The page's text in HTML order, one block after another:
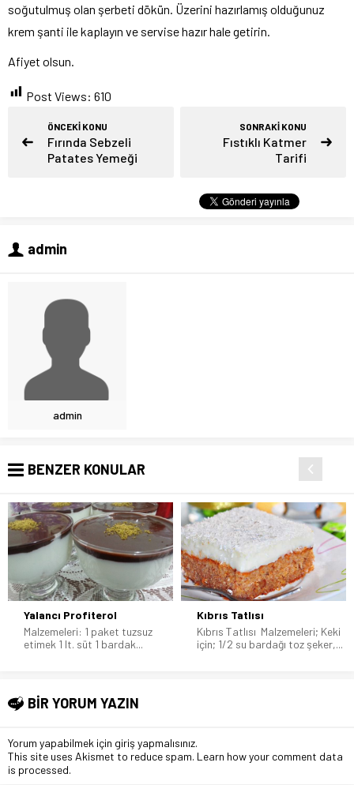
soğutulmuş olan şerbeti dökün. Üzerini hazırlamış olduğunuz
krem şanti ile kaplayın ve servise hazır hale getirin.
Afiyet olsun.
Post Views: 610
ÖNCEKİ KONU
Fırında Sebzeli
Patates Yemeği
SONRAKİ KONU
Fıstıklı Katmer
Tarifi
admin
admin
BENZER KONULAR
Yalancı Profiterol
Malzemeleri: 1 paket tuzsuz
etimek 1 lt. süt 1 bardak...
Kıbrıs Tatlısı
Kıbrıs Tatlısı Malzemeleri; Keki
için; 1/2 su bardağı toz şeker,...
BİR YORUM YAZIN
Yorum yapabilmek için giriş yapmalısınız.
This site uses Akismet to reduce spam. Learn how your comment data
is processed.